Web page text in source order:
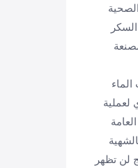
لعملية
لن تظهر